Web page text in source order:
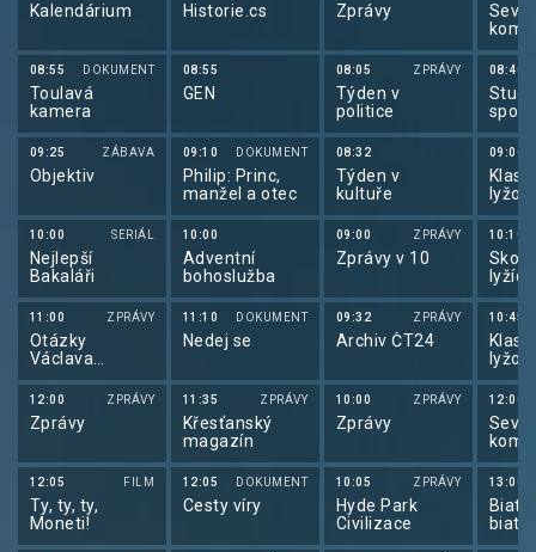
Kalendárium
08:55 DOKUMENT
Toulavá
kamera
09:25 ZÁBAVA
Objektiv
10:00 SERIÁL
Nejlepší
Bakaláři
11:00 ZPRÁVY
Otázky
Václava
Moravce
12:00 ZPRÁVY
Zprávy
12:05 FILM
Ty, ty, ty,
Moneti!
Historie.cs
08:55
GEN
09:10 DOKUMENT
Philip: Princ,
manžel a otec
10:00
Adventní
bohoslužba
11:10 DOKUMENT
Nedej se
11:35 ZPRÁVY
Křesťanský
magazín
12:05 DOKUMENT
Cesty víry
Zprávy
08:05 ZPRÁVY
Týden v
politice
08:32
Týden v
kultuře
09:00 ZPRÁVY
Zprávy v 10
09:32 ZPRÁVY
Archiv ČT24
10:00 ZPRÁVY
Zprávy
10:05 ZPRÁVY
Hyde Park
Civilizace
v
08:40
sport
09:00
10:10
lyžích
10:45
12:00
v
13:00